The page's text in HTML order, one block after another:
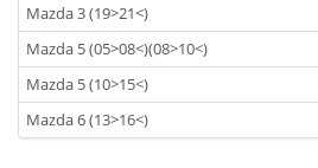
Mazda 3 (19>21<)
Mazda 5 (05>08<)(08>10<)
Mazda 5 (10>15<)
Mazda 6 (13>16<)